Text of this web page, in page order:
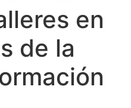
en
de la